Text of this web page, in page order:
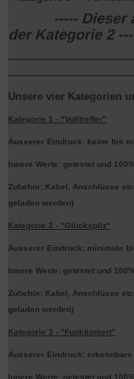
----- Dieser
der Kategorie 2
Unsere vier Kategorien
Kategorie 1 - "Volltreffer"
Äusserer Eindruck: keine bis
Innere Werte: getestet und
Zubehör: Kabel, Anschlüsse
geladen werden)
Kategorie 2 - "Glückspilz"
Äusserer Eindruck: minimale
Innere Werte: getestet und
Zubehör: Kabel, Anschlüsse
geladen werden)
Kategorie 3 - "Funktioniert"
Äusserer Eindruck: erkennbare
Innere Werte: getestet und